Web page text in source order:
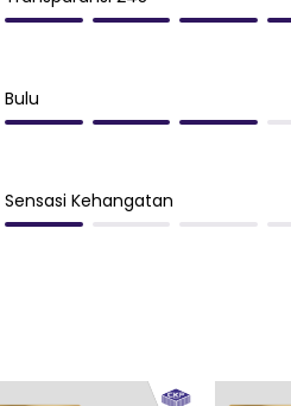
Bulu
Sensasi Kehangatan